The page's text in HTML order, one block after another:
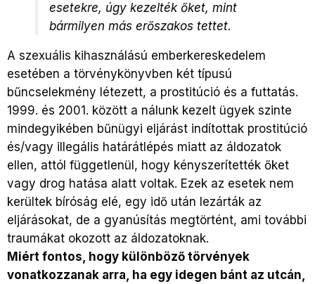
esetekre, úgy kezelték őket, mint
bármilyen más erőszakos tettet.
A szexuális kihasználású emberkereskedelem
esetében a törvénykönyvben két típusú
bűncselekmény létezett, a prostitúció és a futtatás.
1999. és 2001. között a nálunk kezelt ügyek szinte
mindegyikében bűnügyi eljárást indítottak prostitúció
és/vagy illegális határátlépés miatt az áldozatok
ellen, attól függetlenül, hogy kényszerítették őket
vagy drog hatása alatt voltak. Ezek az esetek nem
kerültek bíróság elé, egy idő után lezárták az
eljárásokat, de a gyanúsítás megtörtént, ami további
traumákat okozott az áldozatoknak.
Miért fontos, hogy különböző törvények
vonatkozzanak arra, ha egy idegen bánt az utcán,